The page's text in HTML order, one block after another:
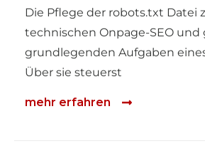
Die Pflege der robots.txt Datei
technischen Onpage-SEO und
grundlegenden Aufgaben
Über sie steuerst
mehr erfahren